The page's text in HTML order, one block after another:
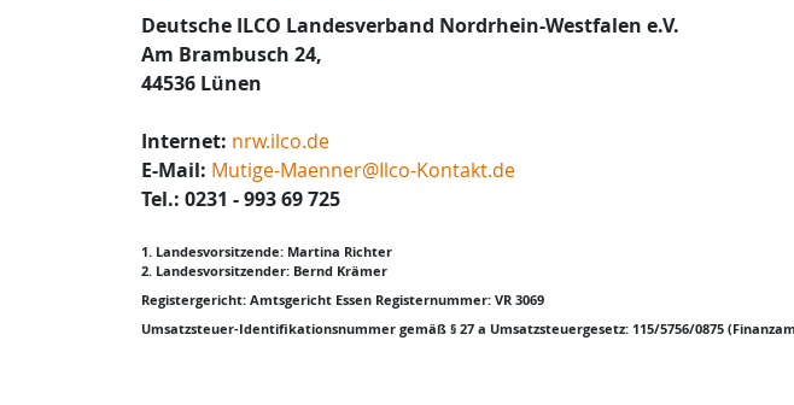
Deutsche ILCO Landesverband Nordrhein-Westfalen e.V.
Am Brambusch 24,
44536 Lünen
Internet: nrw.ilco.de
E-Mail: Mutige-Maenner@Ilco-Kontakt.de
Tel.: 0231 - 993 69 725
1. Landesvorsitzende: Martina Richter
2. Landesvorsitzender: Bernd Krämer
Registergericht: Amtsgericht Essen Registernummer: VR 3069
Umsatzsteuer-Identifikationsnummer gemäß § 27 a Umsatzsteuergesetz: 115/5756/0875